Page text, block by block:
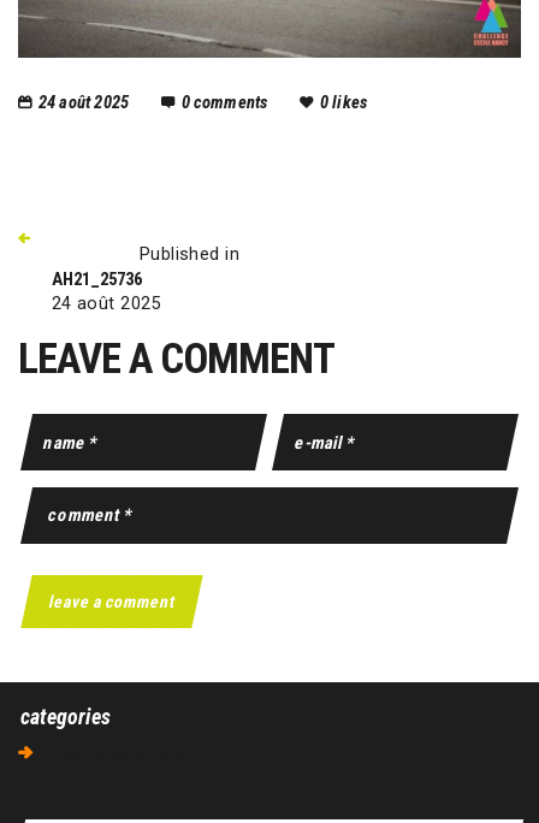
24 août 2025 0comments 0likes
Published in
AH21_25736
24 août 2025
LEAVE A COMMENT
categories